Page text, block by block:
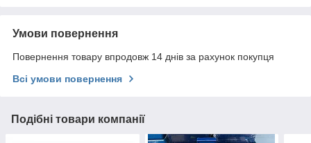
Умови повернення
Повернення товару впродовж 14 днів за рахунок покупця
Всі умови повернення
Подібні товари компанії